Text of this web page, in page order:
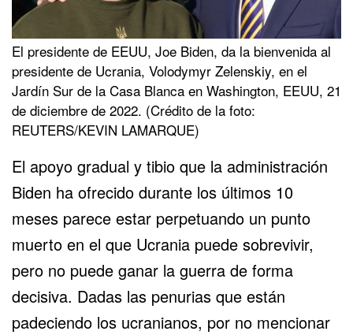
El presidente de EEUU, Joe Biden, da la bienvenida al
presidente de Ucrania, Volodymyr Zelenskiy, en el
Jardín Sur de la Casa Blanca en Washington, EEUU, 21
de diciembre de 2022. (Crédito de la foto:
REUTERS/KEVIN LAMARQUE)
El apoyo gradual y tibio que la administración
Biden ha ofrecido durante los últimos 10
meses parece estar perpetuando un punto
muerto en el que Ucrania puede sobrevivir,
pero no puede ganar la guerra de forma
decisiva. Dadas las penurias que están
padeciendo los ucranianos, por no mencionar